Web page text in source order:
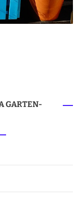
GARTEN-